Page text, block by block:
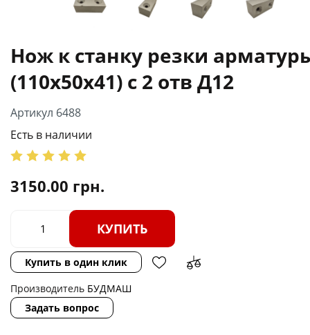
Нож к станку резки
(110х50х41) с 2 отв Д12
Артикул 6488
Есть в наличии
3150.00 грн.
КУПИТЬ
Купить в один клик
Производитель БУДМАШ
Задать вопрос